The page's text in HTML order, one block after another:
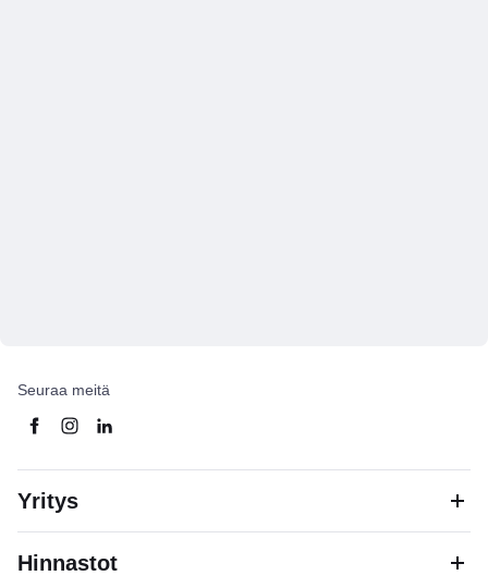
Seuraa meitä
Yritys
Hinnastot